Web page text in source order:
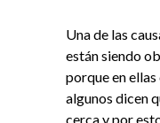
Una de las
están siendo
porque en
algunos dicen
cerca y por